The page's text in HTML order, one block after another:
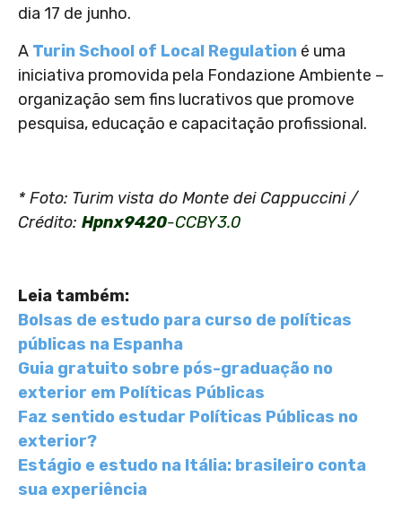
dia 17 de junho.
A Turin School of Local Regulation é uma
iniciativa promovida pela Fondazione Ambiente –
organização sem fins lucrativos que promove
pesquisa, educação e capacitação profissional.
* Foto: Turim vista do Monte dei Cappuccini /
Crédito: Hpnx9420-CCBY3.0
Leia também:
Bolsas de estudo para curso de políticas
públicas na Espanha
Guia gratuito sobre pós-graduação no
exterior em Políticas Públicas
Faz sentido estudar Políticas Públicas no
exterior?
Estágio e estudo na Itália: brasileiro conta
sua experiência